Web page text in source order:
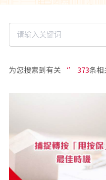
人才房贷・开户优惠
优惠礼遇
新盘优越按揭优惠
为您搜索到有关 ‘’ 373条相